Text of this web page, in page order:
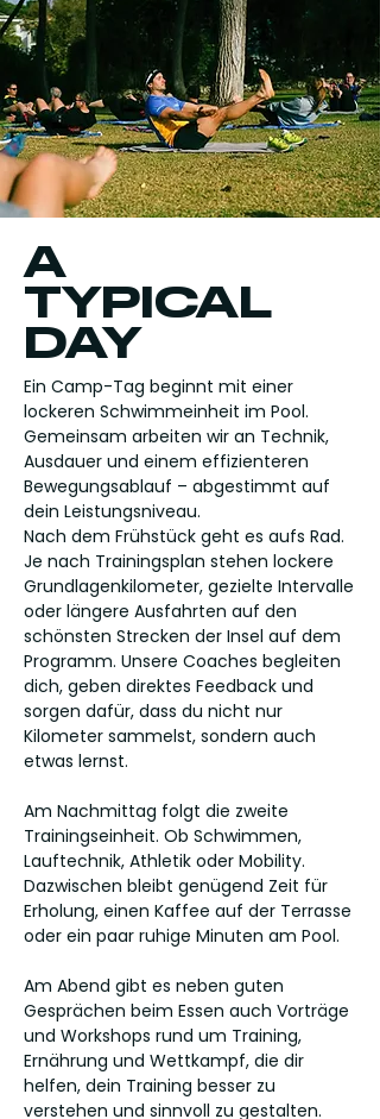
A
TYPICAL
DAY
Ein Camp-Tag beginnt mit einer
lockeren Schwimmeinheit im Pool.
Gemeinsam arbeiten wir an Technik,
Ausdauer und einem effizienteren
Bewegungsablauf – abgestimmt auf
dein Leistungsniveau.
Nach dem Frühstück geht es aufs Rad.
Je nach Trainingsplan stehen lockere
Grundlagenkilometer, gezielte Intervalle
oder längere Ausfahrten auf den
schönsten Strecken der Insel auf dem
Programm. Unsere Coaches begleiten
dich, geben direktes Feedback und
sorgen dafür, dass du nicht nur
Kilometer sammelst, sondern auch
etwas lernst.
Am Nachmittag folgt die zweite
Trainingseinheit. Ob Schwimmen,
Lauftechnik, Athletik oder Mobility.
Dazwischen bleibt genügend Zeit für
Erholung, einen Kaffee auf der Terrasse
oder ein paar ruhige Minuten am Pool.
Am Abend gibt es neben guten
Gesprächen beim Essen auch Vorträge
und Workshops rund um Training,
Ernährung und Wettkampf, die dir
helfen, dein Training besser zu
verstehen und sinnvoll zu gestalten.